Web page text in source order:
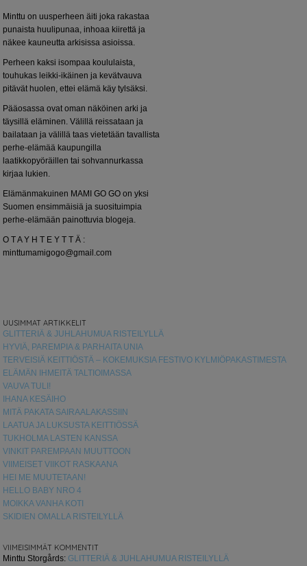
Minttu on uusperheen äiti joka rakastaa
punaista huulipunaa, inhoaa kiirettä ja
näkee kauneutta arkisissa asioissa.
Perheen kaksi isompaa koululaista,
touhukas leikki-ikäinen ja kevätvauva
pitävät huolen, ettei elämä käy tylsäksi.
Pääosassa ovat oman näköinen arki ja
täysillä eläminen. Välillä reissataan ja
bailataan ja välillä taas vietetään tavallista
perhe-elämää kaupungilla
laatikkopyöräillen tai sohvannurkassa
kirjaa lukien.
Elämänmakuinen MAMI GO GO on yksi
Suomen ensimmäisiä ja suosituimpia
perhe-elämään painottuvia blogeja.
O T A Y H T E Y T T Ä :
minttumamigogo@gmail.com
UUSIMMAT ARTIKKELIT
GLITTERIÄ & JUHLAHUMUA RISTEILYLLÄ
HYVIÄ, PAREMPIA & PARHAITA UNIA
TERVEISIÄ KEITTIÖSTÄ – KOKEMUKSIA FESTIVO KYLMIÖPAKASTIMESTA
ELÄMÄN IHMEITÄ TALTIOIMASSA
VAUVA TULI!
IHANA KESÄIHO
MITÄ PAKATA SAIRAALAKASSIIN
LAATUA JA LUKSUSTA KEITTIÖSSÄ
TUKHOLMA LASTEN KANSSA
VINKIT PAREMPAAN MUUTTOON
VIIMEISET VIIKOT RASKAANA
HEI ME MUUTETAAN!
HELLO BABY NRO 4
MOIKKA VANHA KOTI
SKIDIEN OMALLA RISTEILYLLÄ
VIIMEISIMMÄT KOMMENTIT
Minttu Storgårds: GLITTERIÄ & JUHLAHUMUA RISTEILYLLÄ